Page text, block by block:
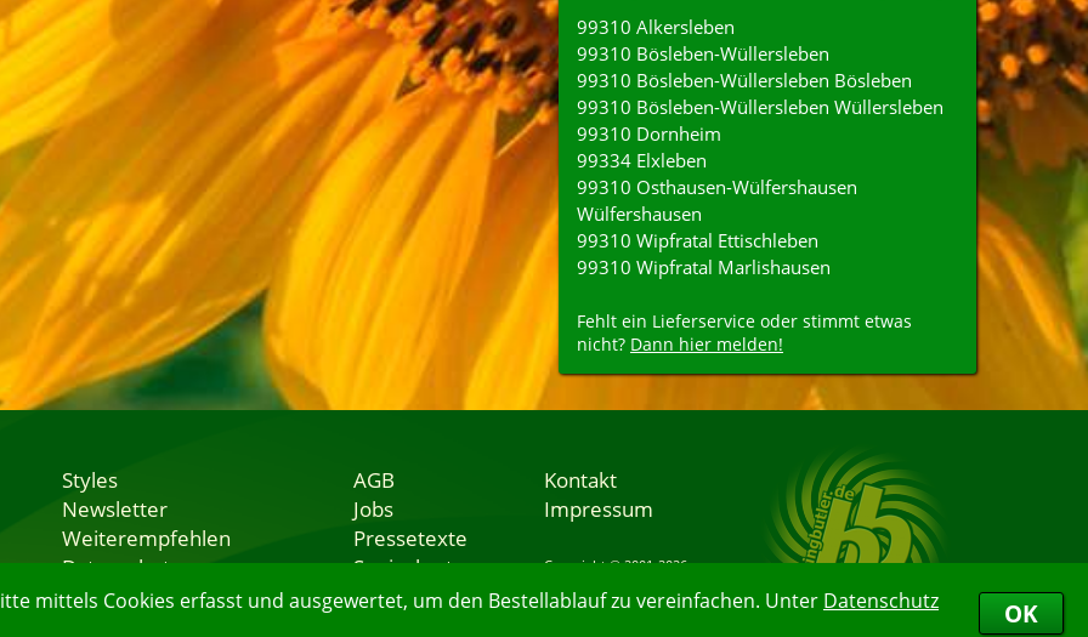
mittels Cookies erfasst und ausgewertet, um den Bestellablauf zu vereinfachen. Unter Datenschutz
OK
99310 Alkersleben
99310 Bösleben-Wüllersleben
99310 Bösleben-Wüllersleben Bösleben
99310 Bösleben-Wüllersleben Wüllersleben
99310 Dornheim
99334 Elxleben
99310 Osthausen-Wülfershausen
Wülfershausen
99310 Wipfratal Ettischleben
99310 Wipfratal Marlishausen
Fehlt ein Lieferservice oder stimmt etwas
nicht? Dann hier melden!
Styles
Newsletter
Weiterempfehlen
Datenschutz
Nutzungsbedingungen
AGB
Jobs
Pressetexte
Speisekarten
Lieferservice
Kontakt
Impressum
Copyright © 2001-2026
06.08.2026 15:16:38